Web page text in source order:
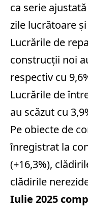
ca serie
zile lucrătoare
Lucrările de
construcţii noi
respectiv cu
Lucrările de
au scăzut cu
Pe obiecte de
înregistrat la
(+16,3%),
clădirile
Iulie 2025